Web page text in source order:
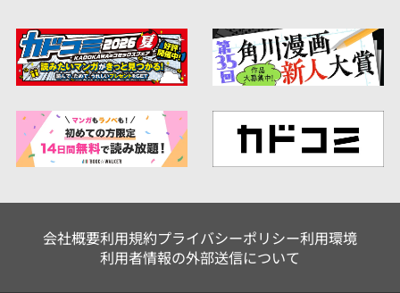
会社概要利用規約プライバシーポリシー利用環境
利用者情報の外部送信について